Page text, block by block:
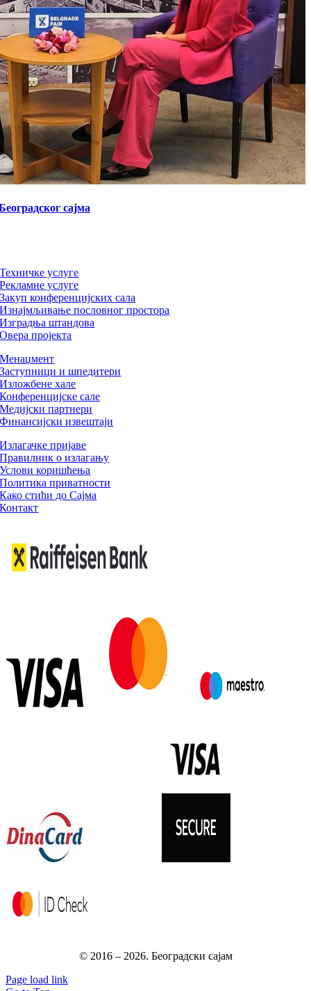
сајма
Техничке услуге
Рекламне услуге
Закуп конференцијских сала
Изнајмљивање пословног простора
Изградња штандова
Овера пројекта
Менаџмент
Заступници и шпедитери
Изложбене хале
Конференцијске сале
Медијски партнери
Финансијски извештаји
Излагачке пријаве
Правилник о излагању
Услови коришћења
Политика приватности
Како стићи до Сајма
Контакт
© 2016 – 2026. Београдски сајам
Page load link